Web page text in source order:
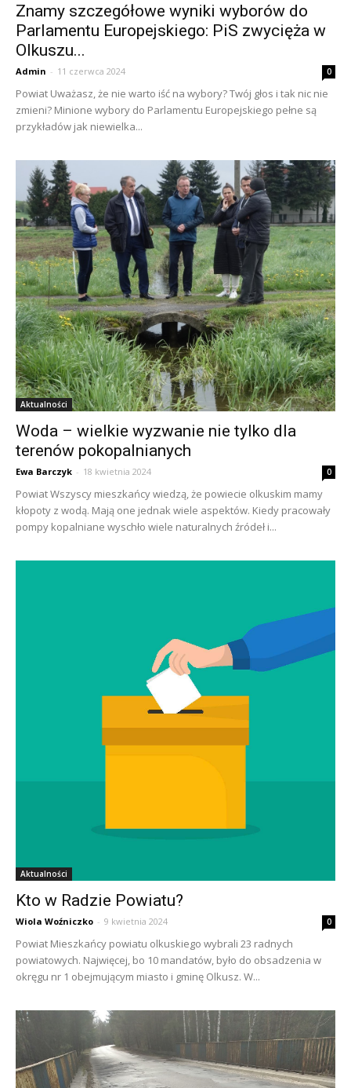
Znamy szczegółowe wyniki wyborów do
Parlamentu Europejskiego: PiS zwycięża w
Olkuszu...
Admin - 11 czerwca 2024 0
Powiat Uważasz, że nie warto iść na wybory? Twój głos i tak nic nie
zmieni? Minione wybory do Parlamentu Europejskiego pełne są
przykładów jak niewielka...
Aktualności
Woda – wielkie wyzwanie nie tylko dla
terenów pokopalnianych
Ewa Barczyk - 18 kwietnia 2024 0
Powiat Wszyscy mieszkańcy wiedzą, że powiecie olkuskim mamy
kłopoty z wodą. Mają one jednak wiele aspektów. Kiedy pracowały
pompy kopalniane wyschło wiele naturalnych źródeł i...
Aktualności
Kto w Radzie Powiatu?
Wiola Woźniczko - 9 kwietnia 2024 0
Powiat Mieszkańcy powiatu olkuskiego wybrali 23 radnych
powiatowych. Najwięcej, bo 10 mandatów, było do obsadzenia w
okręgu nr 1 obejmującym miasto i gminę Olkusz. W...